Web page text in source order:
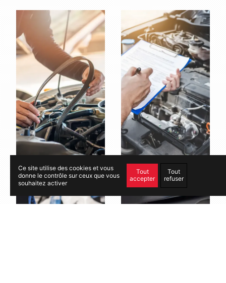
Garage Suzuki Entretien voiture
Ce site utilise des cookies et vous
donne le contrôle sur ceux que vous
souhaitez activer
Tout
accepter
Tout
refuser